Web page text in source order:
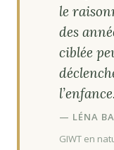
le
des
ciblée
— LÉNA
GIWT en